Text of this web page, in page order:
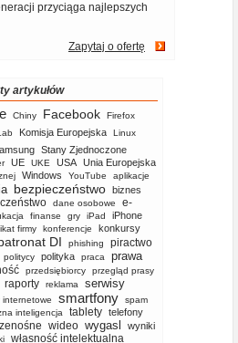
przyciąga najlepszych
Zapytaj o ofertę
artykułów
Chiny Facebook Firefox
Komisja Europejska Linux
Stany Zjednoczone
UE UKE USA Unia Europejska
Windows YouTube aplikacje
bezpieczeństwo biznes
dane osobowe
e-
finanse gry iPad iPhone
firmy konferencje konkursy
DI phishing piractwo
politycy polityka praca
prawa
przedsiębiorcy
przegląd prasy
raporty reklama
serwisy
internetowe smartfony
spam
inteligencja tablety telefony
wideo wygasl
wyniki
własność intelektualna